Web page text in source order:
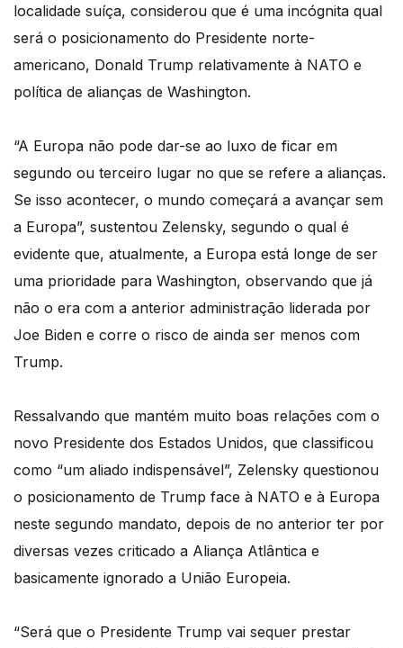
localidade suíça, considerou que é uma incógnita qual
será o posicionamento do Presidente norte-
americano, Donald Trump relativamente à NATO e
política de alianças de Washington.
“A Europa não pode dar-se ao luxo de ficar em
segundo ou terceiro lugar no que se refere a alianças.
Se isso acontecer, o mundo começará a avançar sem
a Europa”, sustentou Zelensky, segundo o qual é
evidente que, atualmente, a Europa está longe de ser
uma prioridade para Washington, observando que já
não o era com a anterior administração liderada por
Joe Biden e corre o risco de ainda ser menos com
Trump.
Ressalvando que mantém muito boas relações com o
novo Presidente dos Estados Unidos, que classificou
como “um aliado indispensável”, Zelensky questionou
o posicionamento de Trump face à NATO e à Europa
neste segundo mandato, depois de no anterior ter por
diversas vezes criticado a Aliança Atlântica e
basicamente ignorado a União Europeia.
“Será que o Presidente Trump vai sequer prestar